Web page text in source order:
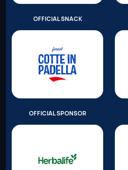
OFFICIAL SNACK
OFFICIAL SPONSOR